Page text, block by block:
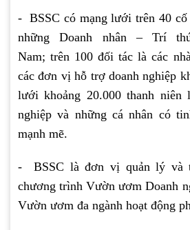
- BSSC có mạng lưới trên 40 cố
những Doanh nhân – Trí
Nam; trên 100 đối tác là các
các đơn vị hỗ trợ doanh nghiệp
lưới khoảng 20.000 thanh niên
nghiệp và những cá nhân có
mạnh mẽ.
- BSSC là đơn vị quản lý và
chương trình Vườn ươm Doanh
Vườn ươm đa ngành hoạt động